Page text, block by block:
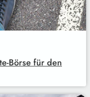
Börse für den